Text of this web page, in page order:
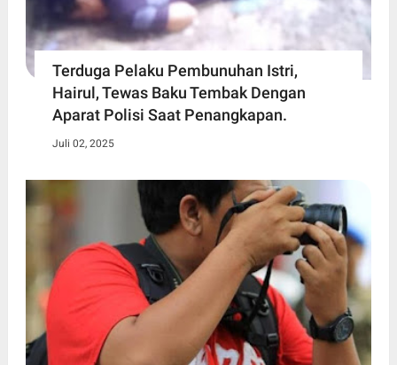
Terduga Pelaku Pembunuhan Istri,
Hairul, Tewas Baku Tembak Dengan
Aparat Polisi Saat Penangkapan.
Juli 02, 2025